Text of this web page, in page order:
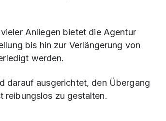
Anliegen bietet die Agentur
bis hin zur Verlängerung von
werden.
darauf ausgerichtet, den Übergang
reibungslos zu gestalten.